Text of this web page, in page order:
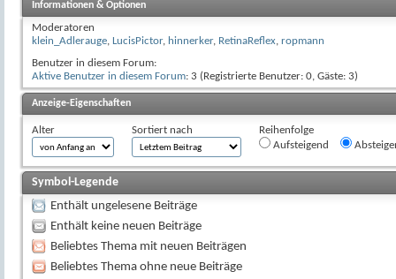
Informationen & Optionen
Moderatoren
klein_Adlerauge, LucisPictor, hinnerker, RetinaReflex, ropmann
Benutzer in diesem Forum:
Aktive Benutzer in diesem Forum: 3 (Registrierte Benutzer: 0, Gäste: 3)
Anzeige-Eigenschaften
Alter Sortiert nach
Reihenfolge
Aufsteigend
Symbol-Legende
Enthält ungelesene Beiträge
Enthält keine neuen Beiträge
Beliebtes Thema mit neuen Beiträgen
Beliebtes Thema ohne neue Beiträge